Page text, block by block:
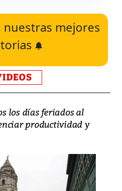
nuestras mejores
los días feriados al
productividad y